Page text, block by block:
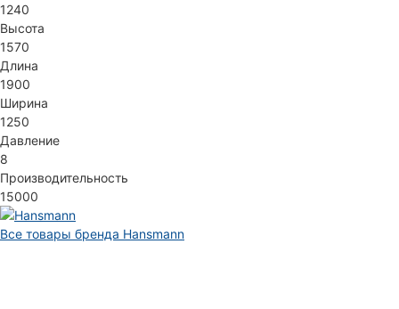
1240
Высота
1570
Длина
1900
Ширина
1250
Давление
8
Производительность
15000
Все товары бренда Hansmann